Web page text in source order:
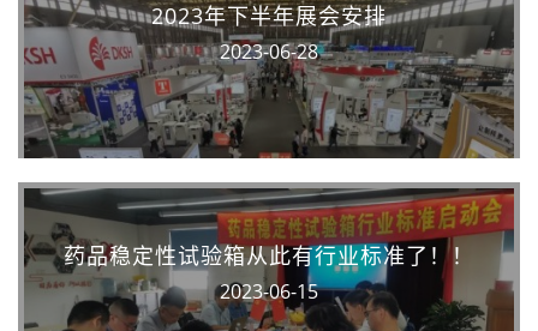
2023年下半年展会安排
2023-06-28
药品稳定性试验箱从此有行业标准了！！
2023-06-15